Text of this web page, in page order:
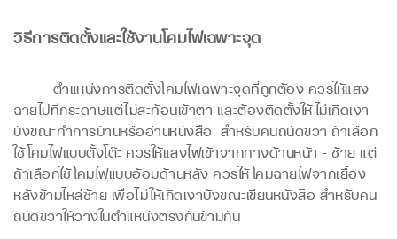
วิธีการติดตั้งและใช้งานโคมไฟเฉพาะจุด
ตำแหน่งการติดตั้งโคมไฟเฉพาะจุดที่ถูกต้อง ควรให้แสง
ฉายไปที่กระดาษแต่ไม่สะท้อนเข้าตา และต้องติดตั้งให้ไม่เกิดเงา
บังขณะทำการบ้านหรืออ่านหนังสือ สำหรับคนถนัดขวา ถ้าเลือก
ใช้โคมไฟแบบตั้งโต๊ะ ควรให้แสงไฟเข้าจากทางด้านหน้า - ซ้าย แต่
ถ้าเลือกใช้โคมไฟแบบอ้อมด้านหลัง ควรให้โคมฉายไฟจากเยื้อง
หลังข้ามไหล่ซ้าย เพื่อไม่ให้เกิดเงาบังขณะเขียนหนังสือ สำหรับคน
ถนัดขวาให้วางในตำแหน่งตรงกันข้ามกัน